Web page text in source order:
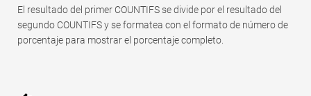
El resultado del primer COUNTIFS se divide por el resultado del
segundo COUNTIFS y se formatea con el formato de número de
porcentaje para mostrar el porcentaje completo.